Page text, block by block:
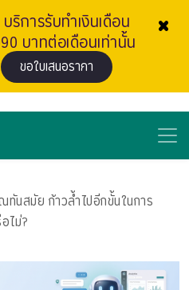
×
ริการรับทำเงินเดือน
บาทต่อเดือนเท่านั้น
ขอใบเสนอราคา
นสมัย ก้าวล้ำไปอีกขั้นในการ
ไม่?